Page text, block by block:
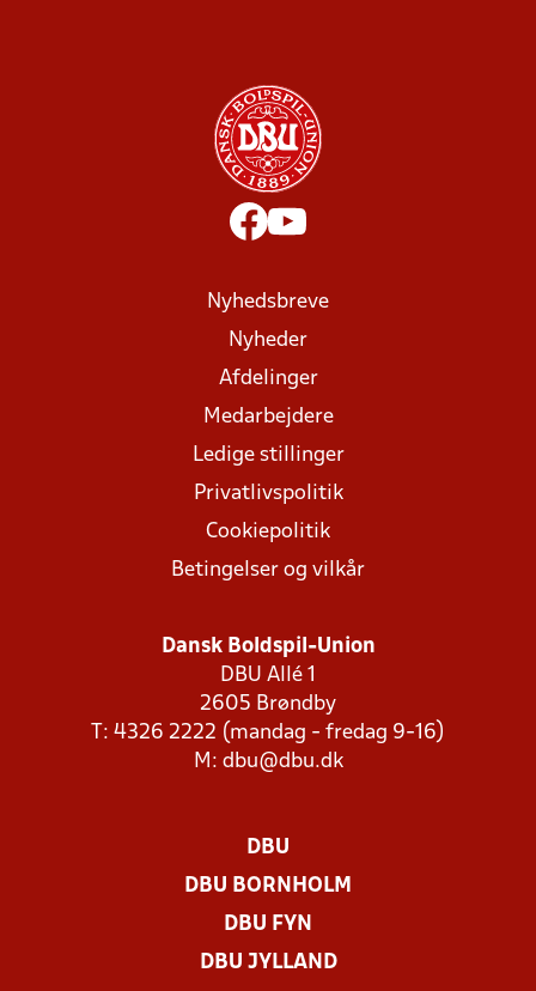
Nyhedsbreve
Nyheder
Afdelinger
Medarbejdere
Ledige stillinger
Privatlivspolitik
Cookiepolitik
Betingelser og vilkår
Dansk Boldspil-Union
DBU Allé 1
2605 Brøndby
T: 4326 2222 (mandag - fredag 9-16)
M: dbu@dbu.dk
DBU
DBU BORNHOLM
DBU FYN
DBU JYLLAND